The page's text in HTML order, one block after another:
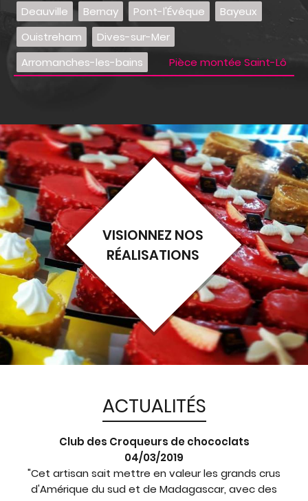
Deauville
Bernay Pont-l'Évêque
Bayeux
Ouistreham
Dives-sur-Mer
Arromanches-les-bains
Pièce montée Saint-Lô
VISIONNEZ NOS
RÉALISATIONS
ACTUALITÉS
Club des Croqueurs de chococlats
04/03/2019
"Cet artisan sait mettre en valeur les grands crus
d'Amérique du sud et de Madagascar, avec des